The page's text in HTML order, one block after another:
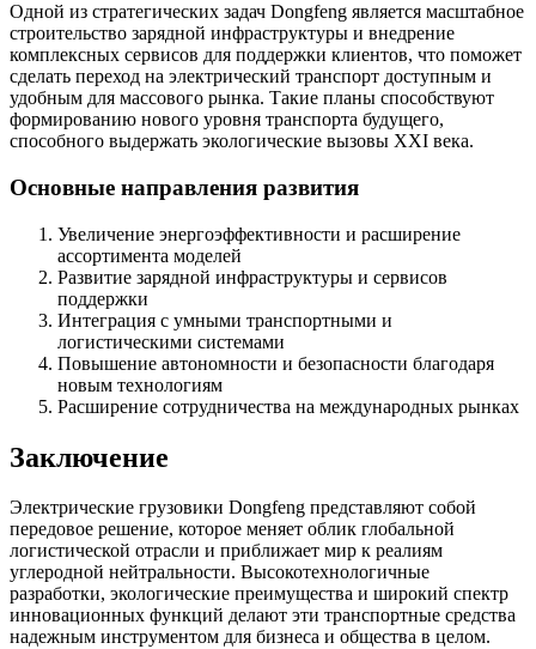
Одной из стратегических задач Dongfeng является масштабное
строительство зарядной инфраструктуры и внедрение
комплексных сервисов для поддержки клиентов, что поможет
сделать переход на электрический транспорт доступным и
удобным для массового рынка. Такие планы способствуют
формированию нового уровня транспорта будущего,
способного выдержать экологические вызовы XXI века.
Основные направления развития
Увеличение энергоэффективности и расширение
ассортимента моделей
Развитие зарядной инфраструктуры и сервисов
поддержки
Интеграция с умными транспортными и
логистическими системами
Повышение автономности и безопасности благодаря
новым технологиям
Расширение сотрудничества на международных рынках
Заключение
Электрические грузовики Dongfeng представляют собой
передовое решение, которое меняет облик глобальной
логистической отрасли и приближает мир к реалиям
углеродной нейтральности. Высокотехнологичные
разработки, экологические преимущества и широкий спектр
инновационных функций делают эти транспортные средства
надежным инструментом для бизнеса и общества в целом.